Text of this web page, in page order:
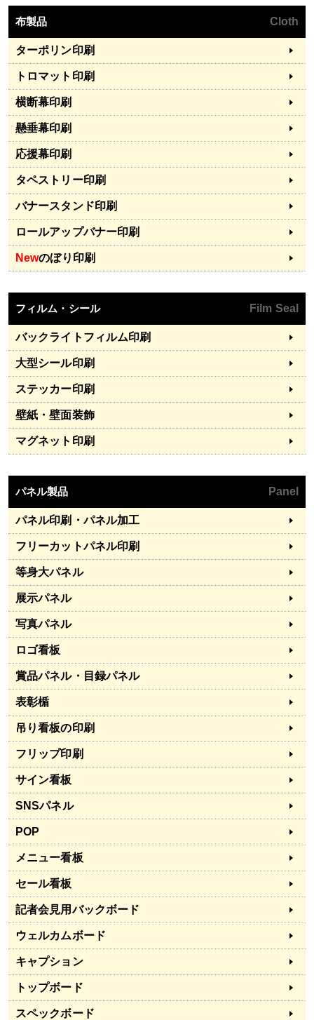
布製品 Cloth
ターポリン印刷
トロマット印刷
横断幕印刷
懸垂幕印刷
応援幕印刷
タペストリー印刷
バナースタンド印刷
ロールアップバナー印刷
Newのぼり印刷
フィルム・シール Film Seal
バックライトフィルム印刷
大型シール印刷
ステッカー印刷
壁紙・壁面装飾
マグネット印刷
パネル製品 Panel
パネル印刷・パネル加工
フリーカットパネル印刷
等身大パネル
展示パネル
写真パネル
ロゴ看板
賞品パネル・目録パネル
表彰楯
吊り看板の印刷
フリップ印刷
サイン看板
SNSパネル
POP
メニュー看板
セール看板
記者会見用バックボード
ウェルカムボード
キャプション
トップボード
スペックボード